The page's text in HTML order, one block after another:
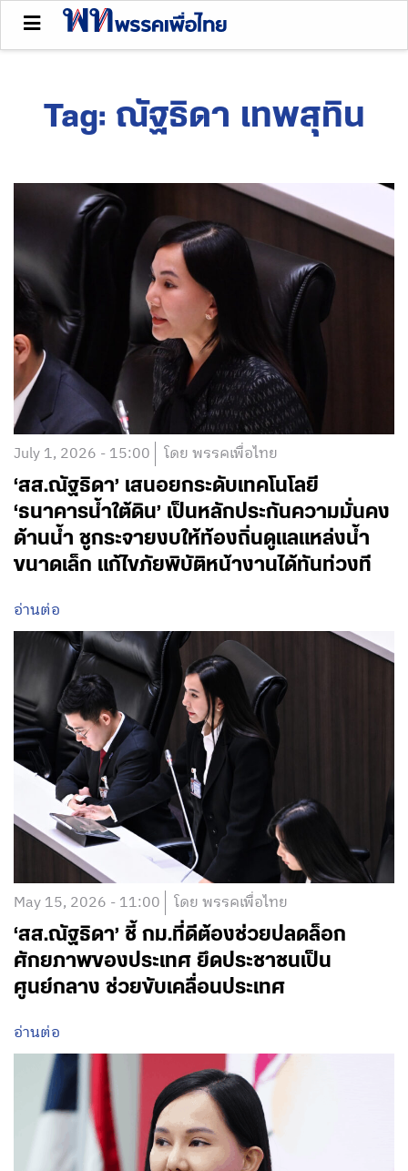
Tag: ณัฐธิดา เทพสุทิน
July 1, 2026 - 15:00 โดย พรรคเพื่อไทย
‘สส.ณัฐธิดา’ เสนอยกระดับเทคโนโลยี
‘ธนาคารน้ำใต้ดิน’ เป็นหลักประกันความมั่นคง
ด้านน้ำ ชูกระจายงบให้ท้องถิ่นดูแลแหล่งน้ำ
ขนาดเล็ก แก้ไขภัยพิบัติหน้างานได้ทันท่วงที
อ่านต่อ
May 15, 2026 - 11:00 โดย พรรคเพื่อไทย
‘สส.ณัฐธิดา’ ชี้ กม.ที่ดีต้องช่วยปลดล็อก
ศักยภาพของประเทศ ยึดประชาชนเป็น
ศูนย์กลาง ช่วยขับเคลื่อนประเทศ
อ่านต่อ